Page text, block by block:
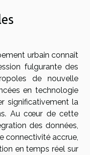
urbain connaît
fulgurante des
de nouvelle
en technologie
significativement la
Au cœur de cette
des données,
connectivité accrue,
en temps réel sur